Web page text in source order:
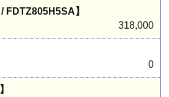
FDTZ805H5SA】
318,000
0